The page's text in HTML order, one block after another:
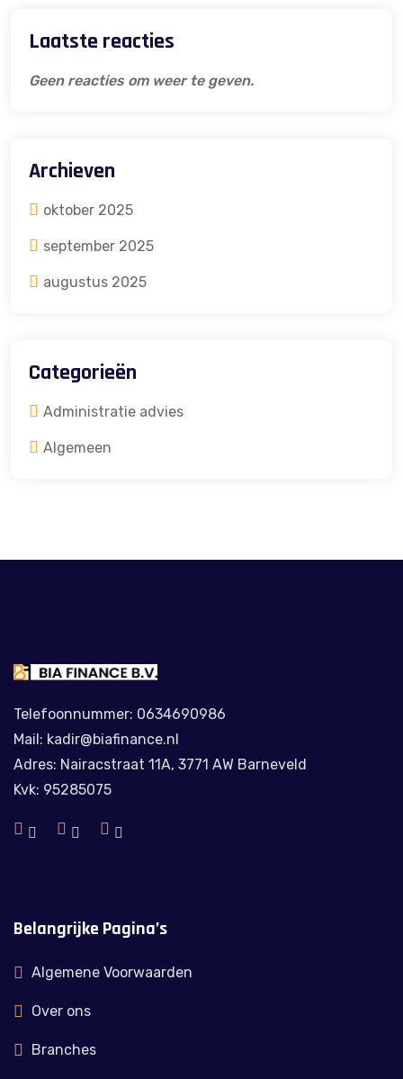
Laatste reacties
Geen reacties om weer te geven.
Archieven
oktober 2025
september 2025
augustus 2025
Categorieën
Administratie advies
Algemeen
Telefoonnummer: 0634690986
Mail: kadir@biafinance.nl
Adres: Nairacstraat 11A, 3771 AW Barneveld
Kvk: 95285075
Belangrijke Pagina’s
Algemene Voorwaarden
Over ons
Branches